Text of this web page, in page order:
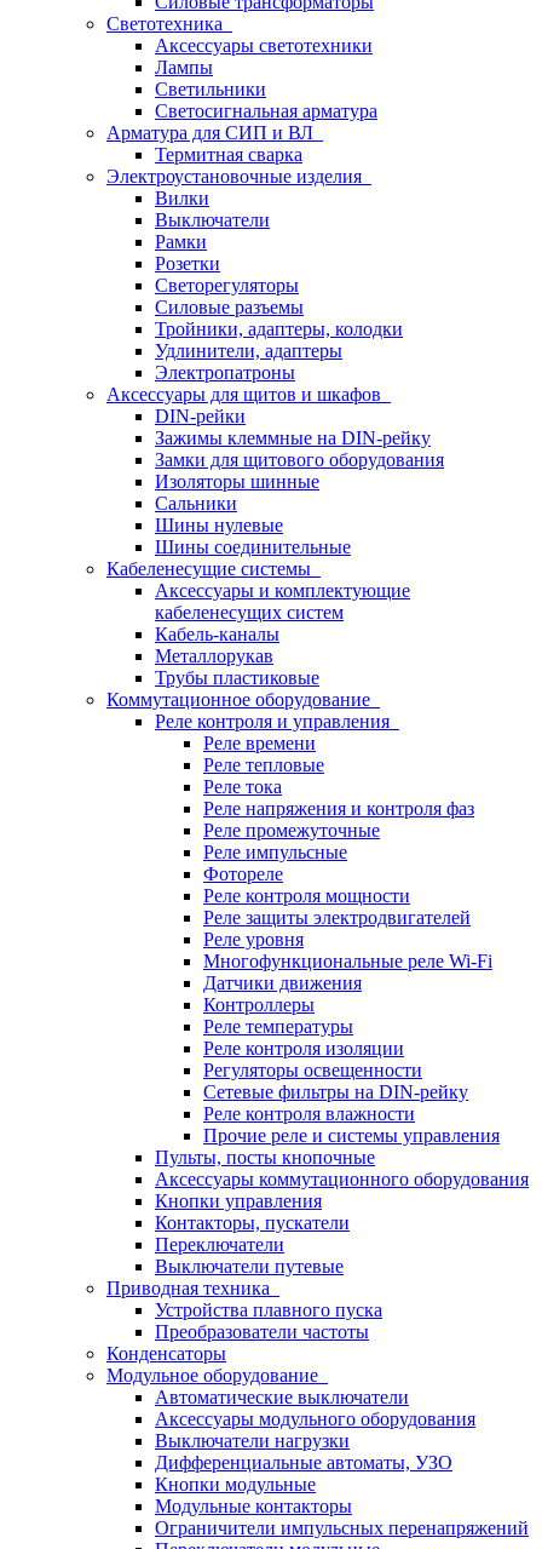
Светотехника
Аксессуары светотехники
Лампы
Светильники
Светосигнальная арматура
Арматура для СИП и ВЛ
Термитная сварка
Электроустановочные изделия
Вилки
Выключатели
Рамки
Розетки
Светорегуляторы
Силовые разъемы
Тройники, адаптеры, колодки
Удлинители, адаптеры
Электропатроны
Аксессуары для щитов и шкафов
DIN-рейки
Зажимы клеммные на DIN-рейку
Замки для щитового оборудования
Изоляторы шинные
Сальники
Шины нулевые
Шины соединительные
Кабеленесущие системы
Аксессуары и комплектующие
кабеленесущих систем
Кабель-каналы
Металлорукав
Трубы пластиковые
Коммутационное оборудование
Реле контроля и управления
Реле времени
Реле тепловые
Реле тока
Реле напряжения и контроля фаз
Реле промежуточные
Реле импульсные
Фотореле
Реле контроля мощности
Реле защиты электродвигателей
Реле уровня
Многофункциональные реле Wi-Fi
Датчики движения
Контроллеры
Реле температуры
Реле контроля изоляции
Регуляторы освещенности
Сетевые фильтры на DIN-рейку
Реле контроля влажности
Прочие реле и системы управления
Пульты, посты кнопочные
Аксессуары коммутационного оборудования
Кнопки управления
Контакторы, пускатели
Переключатели
Выключатели путевые
Приводная техника
Устройства плавного пуска
Преобразователи частоты
Конденсаторы
Модульное оборудование
Автоматические выключатели
Аксессуары модульного оборудования
Выключатели нагрузки
Дифференциальные автоматы, УЗО
Кнопки модульные
Модульные контакторы
Ограничители импульсных перенапряжений